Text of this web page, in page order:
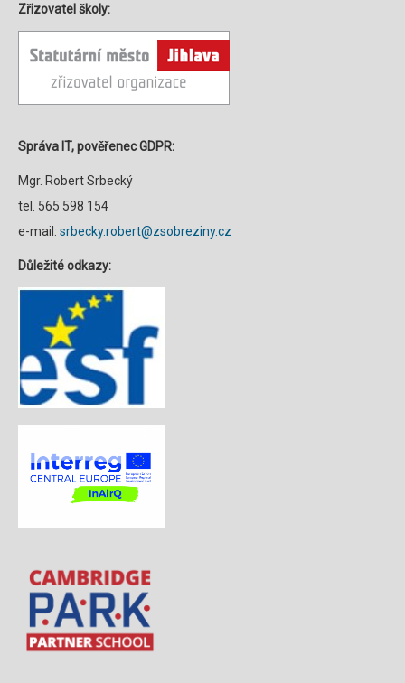
Zřizovatel školy:
Správa IT, pověřenec GDPR:
Mgr. Robert Srbecký
tel. 565 598 154
e-mail: srbecky.robert@zsobreziny.cz
Důležité odkazy: